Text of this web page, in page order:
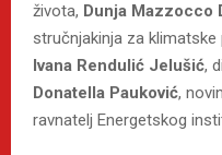
života, Dunja Mazzocco
stručnjakinja za klimatske
Ivana Rendulić Jelušić,
Donatella Pauković,
ravnatelj Energetskog